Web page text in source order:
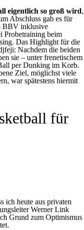
eigentlich so groß wird,
Abschluss gab es für
BBV inklusive
Probetraining beim
Das Highlight für die
Nachdem die beiden
sie – unter frenetischem
per Dunking im Korb.
Ziel, möglichst viele
war spätestens hiermit
für
ich heute aus privaten
Werner Link
Grund zum Optimismus